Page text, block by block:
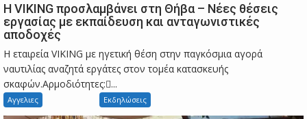
Η VIKING προσλαμβάνει στη Θήβα – Νέες θέσεις
εργασίας με εκπαίδευση και ανταγωνιστικές
αποδοχές
Η εταιρεία VIKING με ηγετική θέση στην παγκόσμια αγορά
ναυτιλίας αναζητά εργάτες στον τομέα κατασκευής
σκαφών.Αρμοδιότητες:...
Αγγελιες Εκδηλώσεις